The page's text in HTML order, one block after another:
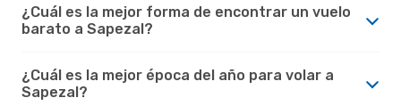
¿Cuál es la mejor forma de encontrar un vuelo
barato a Sapezal?
¿Cuál es la mejor época del año para volar a
Sapezal?